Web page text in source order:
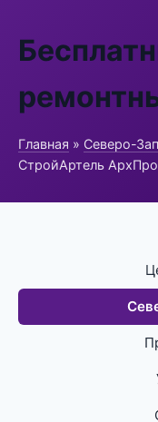
Главная » Северо-
СтройАртель